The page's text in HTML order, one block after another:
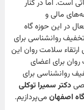
اما در کنار
مالی و
این حوزه گاه
روانشناسی برای
سلامت روان این
برای اعضای
روانشناسی برای
دکتر سمیرا توکلی
می‌پردازیم.